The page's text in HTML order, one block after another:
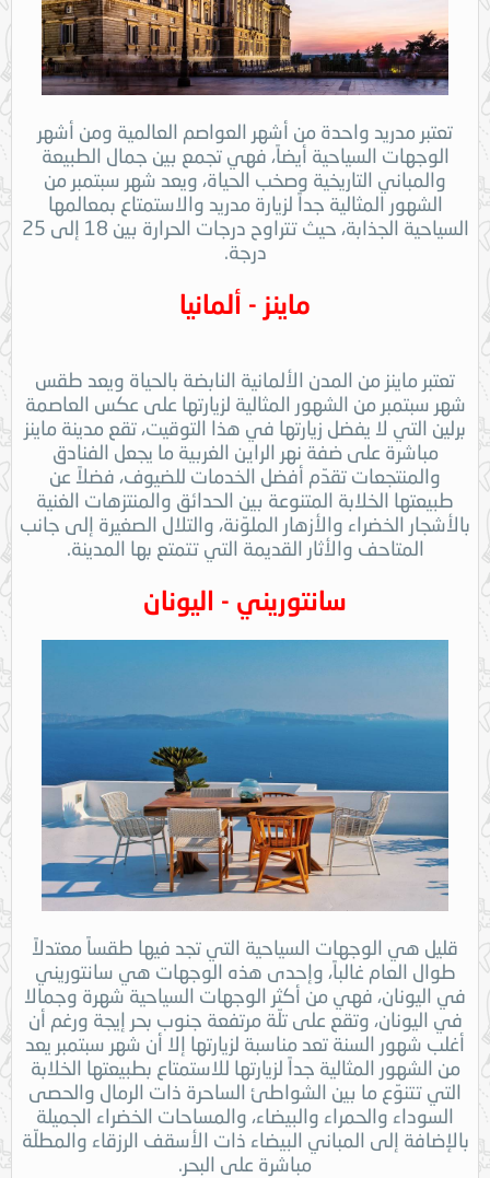
تعتبر مدريد واحدة من أشهر العواصم العالمية ومن أشهر
الوجهات السياحية أيضاً، فهي تجمع بين جمال الطبيعة
والمباني التاريخية وصخب الحياة، ويعد شهر سبتمبر من
الشهور المثالية جداً لزيارة مدريد والاستمتاع بمعالمها
السياحية الجذابة، حيث تتراوح درجات الحرارة بين 18 إلى 25
درجة.
ماينز - ألمانيا
تعتبر ماينز من المدن الألمانية النابضة بالحياة ويعد طقس
شهر سبتمبر من الشهور المثالية لزيارتها على عكس العاصمة
برلين التي لا يفضل زيارتها في هذا التوقيت، تقع مدينة ماينز
مباشرة على ضفة نهر الراين الغربية ما يجعل الفنادق
والمنتجعات تقدّم أفضل الخدمات للضيوف، فضلاً عن
طبيعتها الخلابة المتنوعة بين الحدائق والمنتزهات الغنية
بالأشجار الخضراء والأزهار الملوّنة، والتلال الصغيرة إلى جانب
المتاحف والأثار القديمة التي تتمتع بها المدينة.
سانتوريني - اليونان
قليل هي الوجهات السياحية التي تجد فيها طقساً معتدلاً
طوال العام غالباً، وإحدى هذه الوجهات هي سانتوريني
في اليونان، فهي من أكثر الوجهات السياحية شهرة وجمالا
في اليونان، وتقع على تلّة مرتفعة جنوب بحر إيجة ورغم أن
أغلب شهور السنة تعد مناسبة لزيارتها إلا أن شهر سبتمبر يعد
من الشهور المثالية جداً لزيارتها للاستمتاع بطبيعتها الخلابة
التي تتنوّع ما بين الشواطئ الساحرة ذات الرمال والحصى
السوداء والحمراء والبيضاء، والمساحات الخضراء الجميلة
بالإضافة إلى المباني البيضاء ذات الأسقف الرزقاء والمطلّة
مباشرة على البحر.